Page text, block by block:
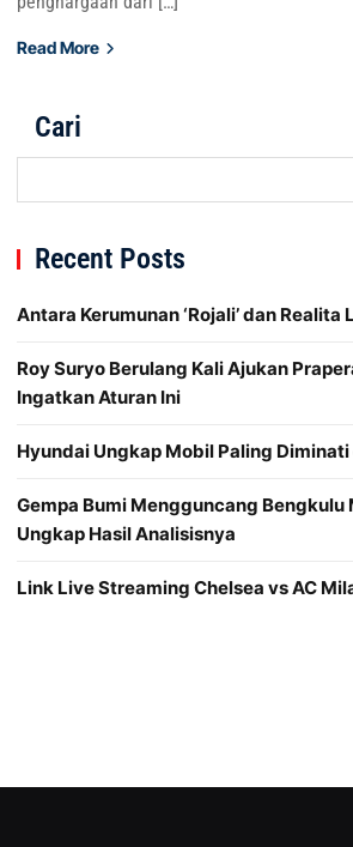
Read More
Cari
Recent Posts
Antara Kerumunan ‘Rojali’ dan Realita
Roy Suryo Berulang Kali Ajukan
Ingatkan Aturan Ini
Hyundai Ungkap Mobil Paling Diminati
Gempa Bumi Mengguncang Bengkulu
Ungkap Hasil Analisisnya
Link Live Streaming Chelsea vs AC